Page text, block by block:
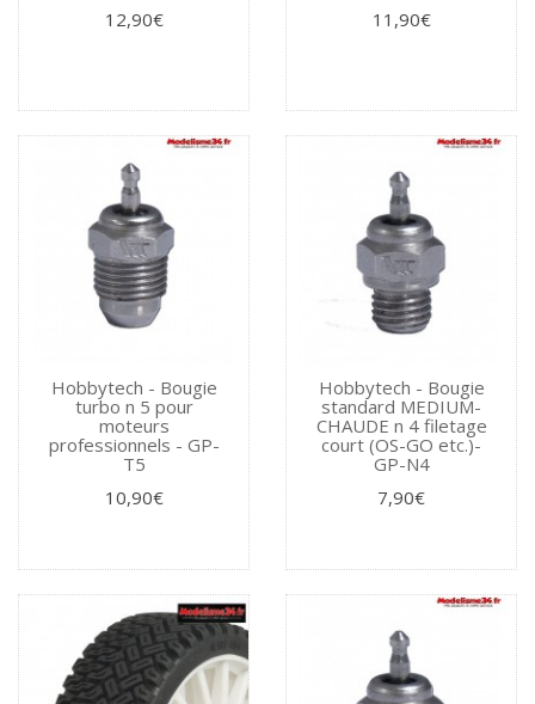
12,90€
11,90€
Hobbytech - Bougie
turbo n 5 pour
moteurs
professionnels - GP-
T5
10,90€
Hobbytech - Bougie
standard MEDIUM-
CHAUDE n 4 filetage
court (OS-GO etc.)-
GP-N4
7,90€